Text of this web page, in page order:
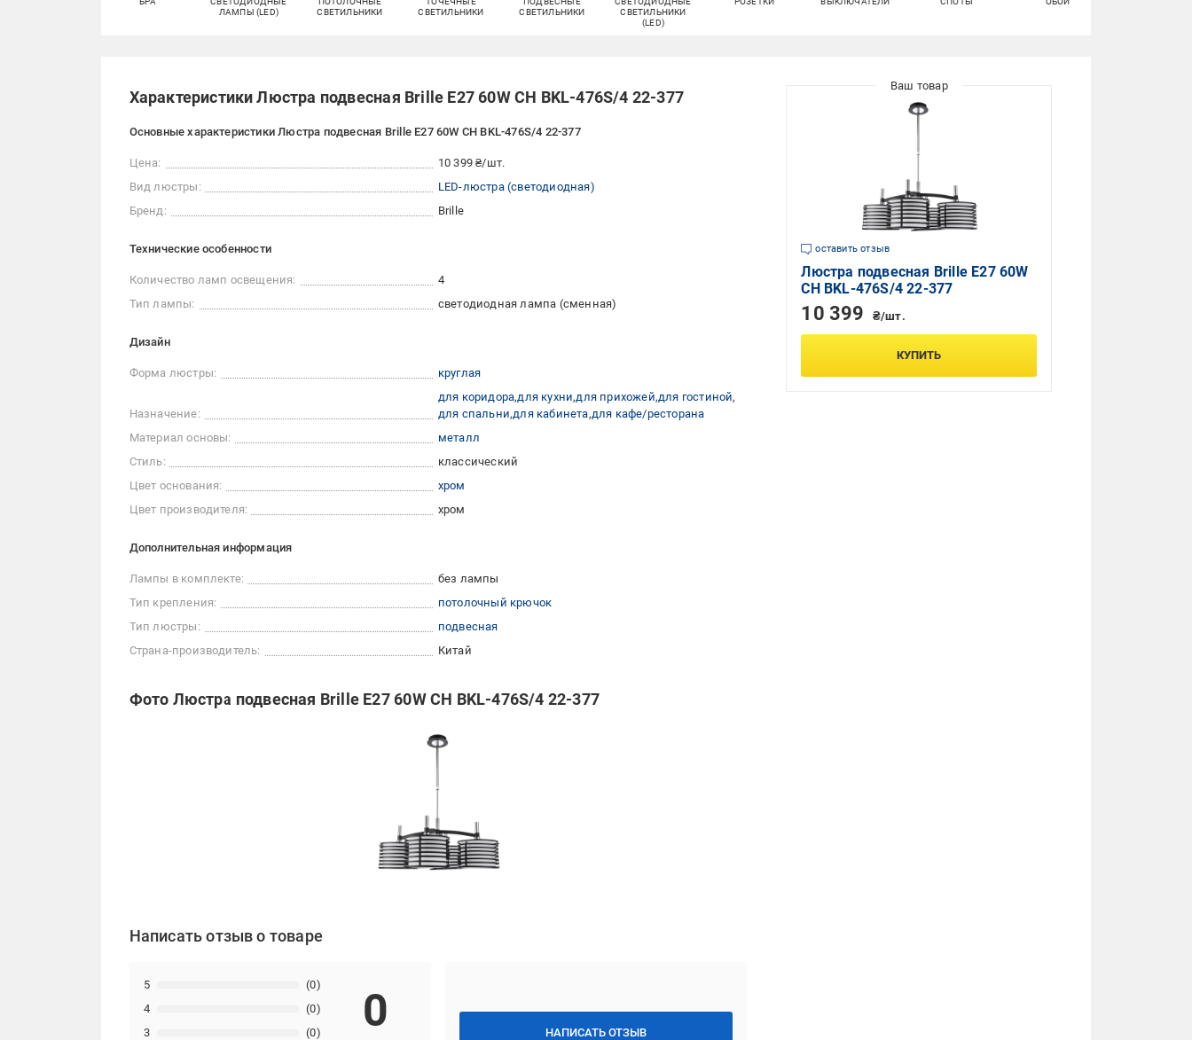
ЛАМПЫ (LED)
СВЕТИЛЬНИКИ
СВЕТИЛЬНИКИ
СВЕТИЛЬНИКИ
СВЕТИЛЬНИКИ
(LED)
Характеристики Люстра подвесная Brille E27 60W CH BKL-476S/4 22-377
Основные характеристики Люстра подвесная Brille E27 60W CH BKL-476S/4 22-377
Цена:
10 399 ₴/шт.
Вид люстры:
LED-люстра (светодиодная)
Бренд:
Brille
Технические особенности
Количество ламп освещения:
4
Тип лампы:
светодиодная лампа (сменная)
Дизайн
Форма люстры: круглая
Назначение:
для коридора для кухни для прихожей для гостиной
для спальни для кабинета для кафе/ресторана
Материал основы:
металл
Стиль:
классический
Цвет основания:
хром
Цвет производителя:
хром
Дополнительная информация
Лампы в комплекте:
без лампы
Тип крепления:
потолочный крючок
Тип люстры:
подвесная
Страна-производитель:
Китай
Фото Люстра подвесная Brille E27 60W CH BKL-476S/4 22-377
Написать отзыв о товаре
НАПИСАТЬ ОТЗЫВ
3 (0)
4 (0)
5 (0)
0
оставить отзыв
Люстра подвесная Brille E27 60W
CH BKL-476S/4 22-377
10 399 ₴/шт.
КУПИТЬ